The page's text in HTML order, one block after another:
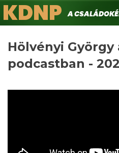
Ugrás
a
Keresés
KDNPA családokért.
Hölvényi György
podcastban -